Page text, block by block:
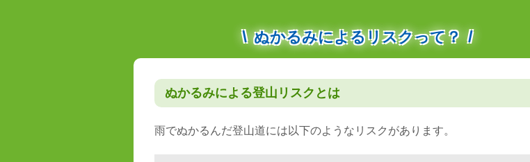
ぬかるみによるリスクって？
ぬかるみによる登山リスクとは
雨でぬかるんだ登山道には以下のようなリスクがあります。